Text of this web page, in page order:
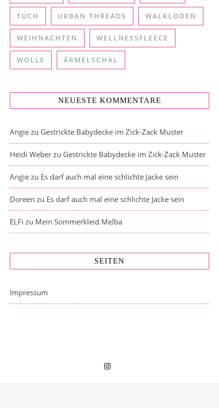
TUCH URBAN THREADS WALKLODEN
WEIHNACHTEN WELLNESSFLEECE
WOLLE ÄRMELSCHAL
NEUESTE KOMMENTARE
Angie zu Gestrickte Babydecke im Zick-Zack Muster
Heidi Weber zu Gestrickte Babydecke im Zick-Zack Muster
Angie zu Es darf auch mal eine schlichte Jacke sein
Doreen zu Es darf auch mal eine schlichte Jacke sein
ELFi zu Mein Sommerkleid Melba
SEITEN
Impressum